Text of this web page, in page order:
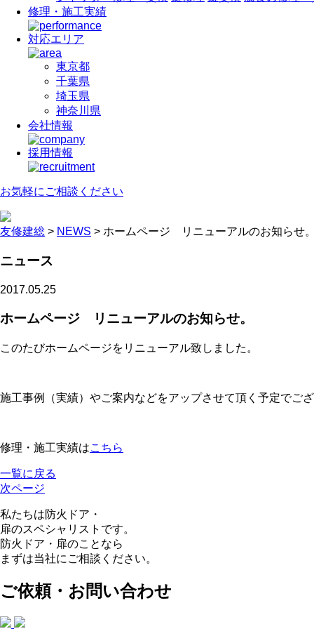
修理・施工実績
対応エリア
東京都
千葉県
埼玉県
神奈川県
会社情報
採用情報
お気軽に ご相談ください
友修建総 > NEWS > ホームページ リニューアルのお知らせ
ニュース
2017.05.25
ホームページ リニューアルのお知らせ。
このたびホームページをリニューアル致しました。
施工事例（実績）やご案内などをアップさせて頂く予定でご
修理・施工実績はこちら
一覧に戻る
次ページ
私たちは防火ドア・
扉のスペシャリストです。
防火ドア・扉のことなら
まずは当社にご相談ください。
ご依頼・お問い合わせ